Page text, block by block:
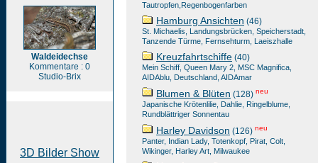
Waldeidechse
Kommentare : 0
Studio-Brix
3D Bilder Show
Tautropfen,Regenbogenfarben
Hamburg Ansichten (46)
St. Michaelis, Landungsbrücken, Speicherstadt,
Tanzende Türme, Fernsehturm, Laeiszhalle
Kreuzfahrtschiffe (40)
Mein Schiff, Queen Mary 2, MSC Magnifica,
AIDAblu, Deutschland, AIDAmar
Blumen & Blüten (128) neu
Japanische Krötenlilie, Dahlie, Ringelblume,
Rundblättriger Sonnentau
Harley Davidson (126) neu
Panter, Indian Lady, Totenkopf, Pirat, Colt,
Wikinger, Harley Art, Milwaukee